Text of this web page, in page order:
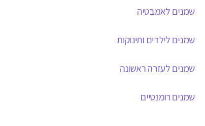
שמנים לאמבטיה
שמנים לילדים ותינוקות
שמנים לעזרה ראשונה
שמנים רומנטיים